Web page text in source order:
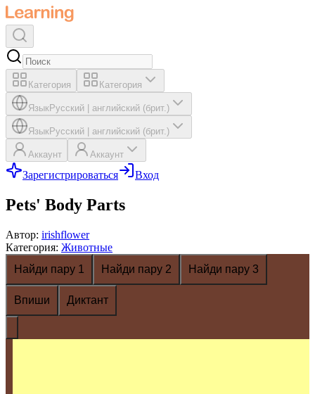
Категория Категория
ЯзыкРусский английский (брит.)
ЯзыкРусский английский (брит.)
Аккаунт Аккаунт
Зарегистрироваться Вход
Pets' Body Parts
Автор: irishflower
Категория: Животные
Найди пару 1
Найди пару 2 Найди пару 3
Впиши Диктант